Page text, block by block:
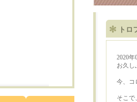
ト
2020年
お久し
今、コ
そこで